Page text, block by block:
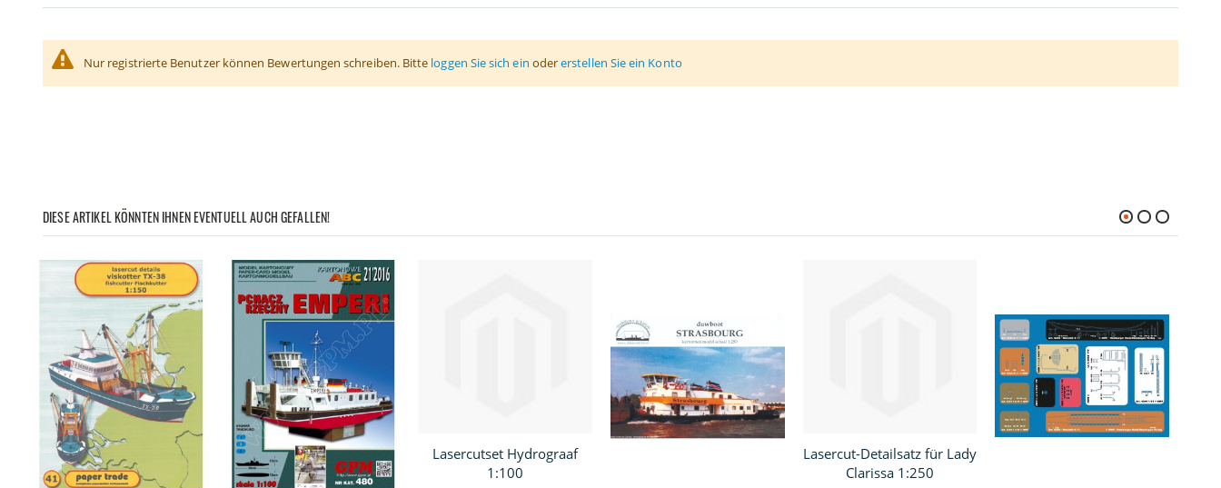
Nur registrierte Benutzer können Bewertungen schreiben. Bitte loggen Sie sich ein odererstellen Sie ein Konto
DIESE ARTIKEL KÖNNTEN IHNEN EVENTUELL AUCH GEFALLEN!
Lasercutset Hydrograaf
1:100
Lasercut-Detailsatz für Lady
Clarissa 1:250